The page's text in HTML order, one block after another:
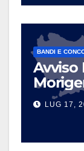
BANDI E
Avviso
LUG 17,